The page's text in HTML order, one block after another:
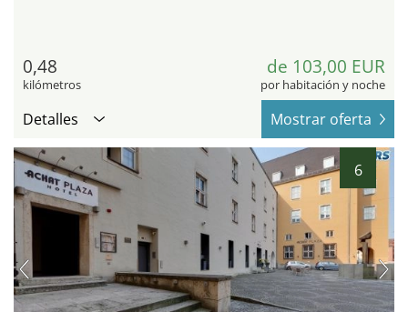
0,48
kilómetros
de 103,00 EUR
por habitación y noche
Detalles Mostrar oferta
6